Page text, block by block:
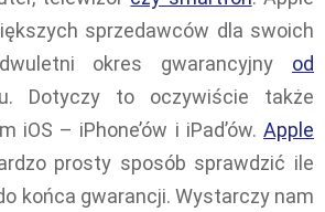
sprzedawców dla swoich
okres gwarancyjny od
Dotyczy to oczywiście także
iOS – iPhone’ów i iPad’ów. Apple
prosty sposób sprawdzić ile
końca gwarancji. Wystarczy nam